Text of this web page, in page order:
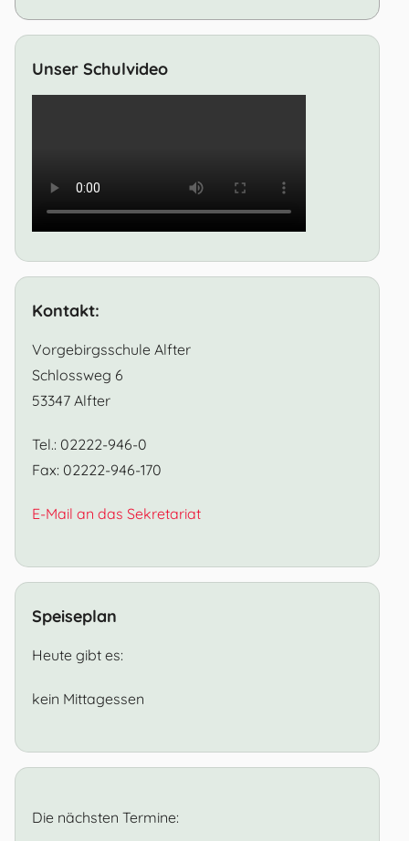
Unser Schulvideo
Kontakt:
Vorgebirgsschule Alfter
Schlossweg 6
53347 Alfter
Tel.: 02222-946-0
Fax: 02222-946-170
E-Mail an das Sekretariat
Speiseplan
Heute gibt es:
kein Mittagessen
Die nächsten Termine: